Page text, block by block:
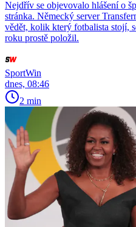
Nejdřív se objevovalo hlášení o
stránka. Německý server
vědět, kolik který fotbalista stojí,
roku prostě položil.
SportWin
dnes, 08:46
2 min